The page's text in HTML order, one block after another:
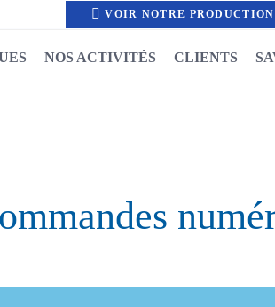
VOIR NOTRE PRODUCTION
NOS ACTIVITÉS CLIENTS